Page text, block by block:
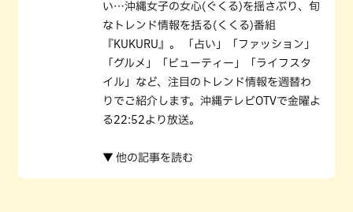
い…沖縄女子の女心(ぐくる)を揺さぶり、旬
なトレンド情報を括る(くくる)番組
『KUKURU』。 「占い」「ファッション」
「グルメ」「ビューティー」「ライフスタ
イル」など、注目のトレンド情報を週替わ
りでご紹介します。沖縄テレビOTVで金曜よ
る22:52より放送。
▼ 他の記事を読む